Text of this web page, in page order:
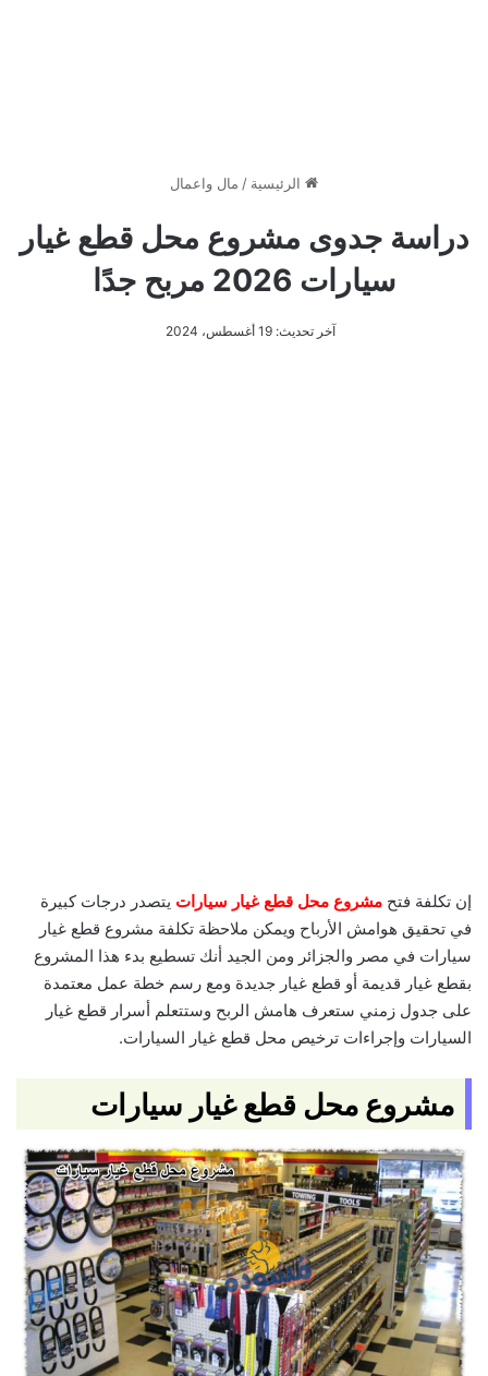
الرئيسية / مال واعمال
دراسة جدوى مشروع محل قطع غيار
سيارات 2026 مربح جدًا
آخر تحديث: 19 أغسطس، 2024
إن تكلفة فتح مشروع محل قطع غيار سيارات يتصدر درجات كبيرة
في تحقيق هوامش الأرباح ويمكن ملاحظة تكلفة مشروع قطع غيار
سيارات في مصر والجزائر ومن الجيد أنك تسطيع بدء هذا المشروع
بقطع غيار قديمة أو قطع غيار جديدة ومع رسم خطة عمل معتمدة
على جدول زمني ستعرف هامش الربح وستتعلم أسرار قطع غيار
السيارات وإجراءات ترخيص محل قطع غيار السيارات.
مشروع محل قطع غيار سيارات